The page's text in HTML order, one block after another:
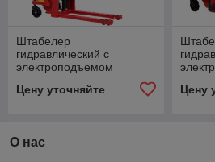
Штабелер
гидравлический с
электроподъемом
Shtapler JC-BDD 1Т х 2М
Цену уточняйте
1.6М
Цену
О нас